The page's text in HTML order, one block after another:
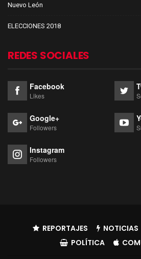
Nuevo León
ELECCIONES 2018
REDES SOCIALES
Facebook
Likes
Google+
Followers
Instagram
Followers
REPORTAJES NOTICIAS
POLÍTICA